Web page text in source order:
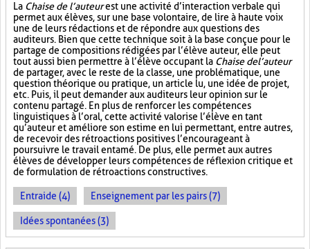
La Chaise de l’auteurest une activité d’interaction verbale qui
permet aux élèves, sur une base volontaire, de lire à haute voix
une de leurs rédactions et de répondre aux questions des
auditeurs. Bien que cette technique soit à la base conçue pour le
partage de compositions rédigées par l’élève auteur, elle peut
tout aussi bien permettre à l’élève occupant la Chaise de l’auteur
de partager, avec le reste de la classe, une problématique, une
question théorique ou pratique, un article lu, une idée de projet,
etc. Puis, il peut demander aux auditeurs leur opinion sur le
contenu partagé. En plus de renforcer les compétences
linguistiques à l’oral, cette activité valorise l’élève en tant
qu’auteur et améliore son estime en lui permettant, entre autres,
de recevoir des rétroactions positives l’encourageant à
poursuivre le travail entamé. De plus, elle permet aux autres
élèves de développer leurs compétences de réflexion critique et
de formulation de rétroactions constructives.
Entraide (4) Enseignement par les pairs (7)
Idées spontanées (3)